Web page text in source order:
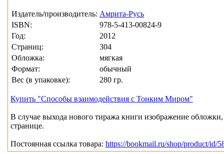
Издатель/производитель: Амрита-Русь
ISBN:
978-5-413-00824-9
Год:
2012
Страниц:
304
Обложка:
мягкая
Формат:
обычный
Вес (в упаковке):
280 гр.
Купить "Способы взаимодействия с Тонким Миром"
В случае выхода нового тиража книги изображение
странице.
Постоянная ссылка товара: https://bookmail.ru/shop/product/id/